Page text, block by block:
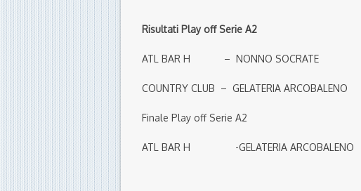
Risultati Play off Serie A2
ATL BAR H – NONNO
COUNTRY CLUB – GELATERIA
Finale Play off Serie A2
ATL BAR H -GELATERIA ARCOBALENO